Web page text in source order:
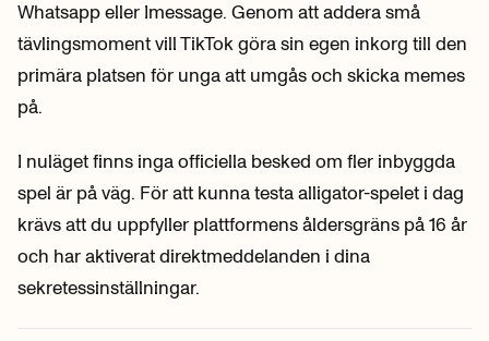
Whatsapp eller Imessage. Genom att addera små
tävlingsmoment vill TikTok göra sin egen inkorg till den
primära platsen för unga att umgås och skicka memes
på.
I nuläget finns inga officiella besked om fler inbyggda
spel är på väg. För att kunna testa alligator-spelet i dag
krävs att du uppfyller plattformens åldersgräns på 16 år
och har aktiverat direktmeddelanden i dina
sekretessinställningar.